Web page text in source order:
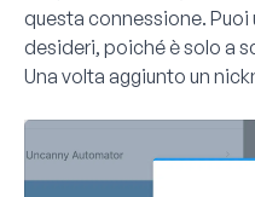
questa connessione.
desideri, poiché è solo a
Una volta aggiunto un